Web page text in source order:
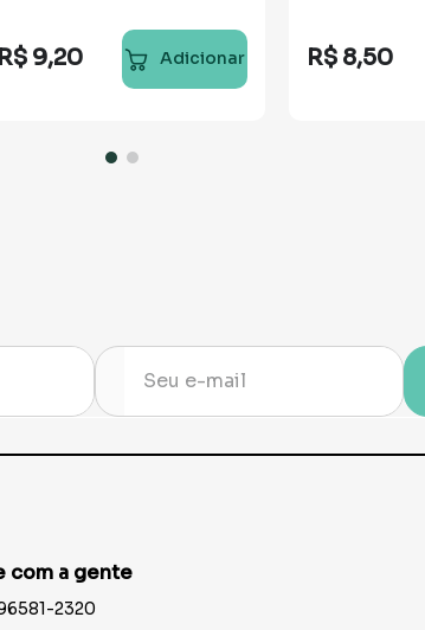
R$ 9,20 Adicionar R$ 8,50
com a gente
2320